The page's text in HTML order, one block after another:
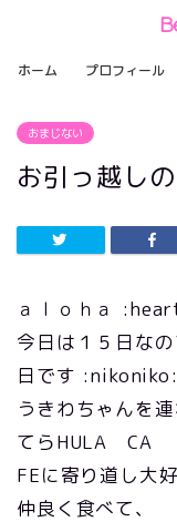
ホーム プロフィール
おまじない
お引っ越し
ａｌｏｈａ
今日は１５日な
日です :nikoniko:
うきわちゃんを
てらHULA CA
FEに寄り道し大
仲良く食べて、